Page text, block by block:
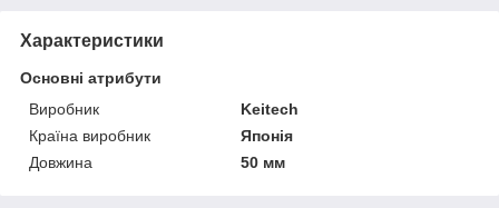
Характеристики
Основні атрибути
Виробник
Keitech
Країна виробник
Японія
Довжина
50 мм